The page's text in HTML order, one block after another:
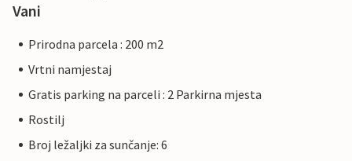
Vani
Prirodna parcela : 200 m2
Vrtni namjestaj
Gratis parking na parceli : 2 Parkirna mjesta
Rostilj
Broj ležaljki za sunčanje: 6